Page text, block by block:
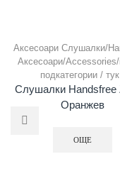
Аксесоари Слушалки/
Аксесоари/Accessories/
подкатегории /
Слушалки Handsfree
Оранжев
ОЩЕ